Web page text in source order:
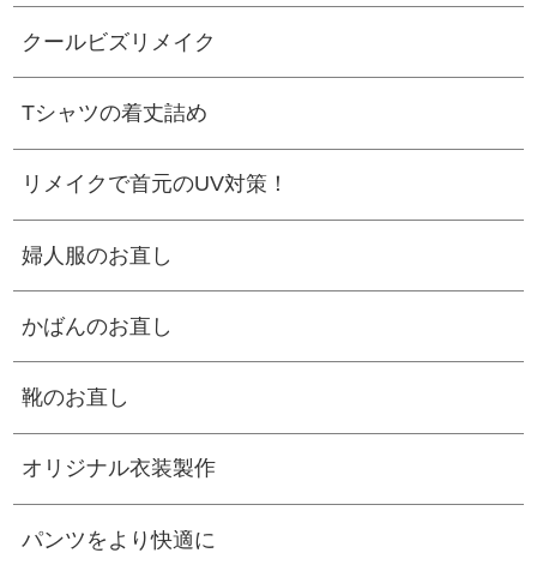
クールビズリメイク
Tシャツの着丈詰め
リメイクで首元のUV対策！
婦人服のお直し
かばんのお直し
靴のお直し
オリジナル衣装製作
パンツをより快適に